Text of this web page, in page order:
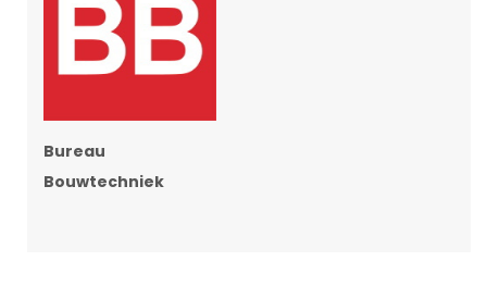
Bureau
Bouwtechniek